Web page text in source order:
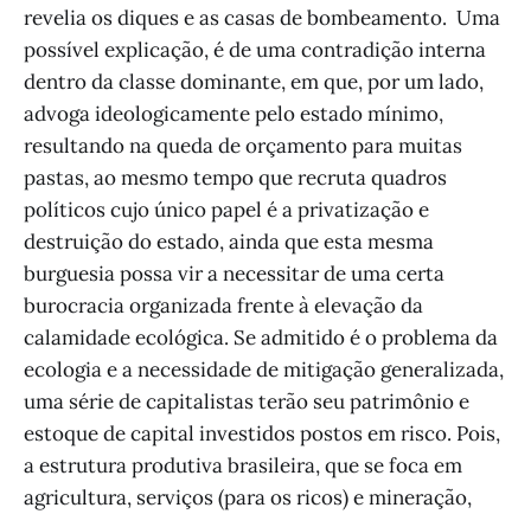
revelia os diques e as casas de bombeamento. Uma
possível explicação, é de uma contradição interna
dentro da classe dominante, em que, por um lado,
advoga ideologicamente pelo estado mínimo,
resultando na queda de orçamento para muitas
pastas, ao mesmo tempo que recruta quadros
políticos cujo único papel é a privatização e
destruição do estado, ainda que esta mesma
burguesia possa vir a necessitar de uma certa
burocracia organizada frente à elevação da
calamidade ecológica. Se admitido é o problema da
ecologia e a necessidade de mitigação generalizada,
uma série de capitalistas terão seu patrimônio e
estoque de capital investidos postos em risco. Pois,
a estrutura produtiva brasileira, que se foca em
agricultura, serviços (para os ricos) e mineração,